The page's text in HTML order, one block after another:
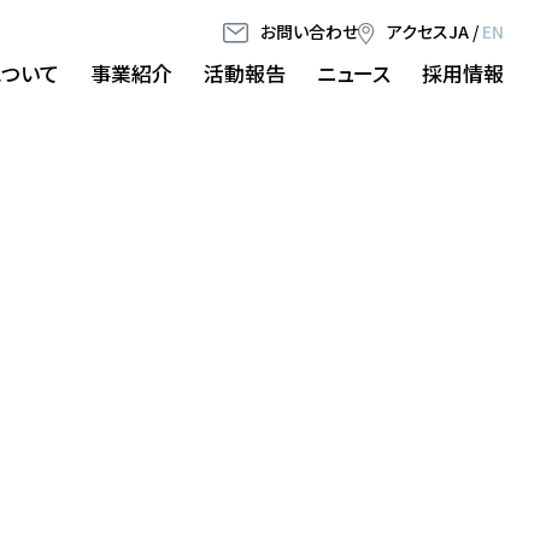
お問い合わせ アクセスJA / EN
いて 事業紹介 活動報告 ニュース 採用情報